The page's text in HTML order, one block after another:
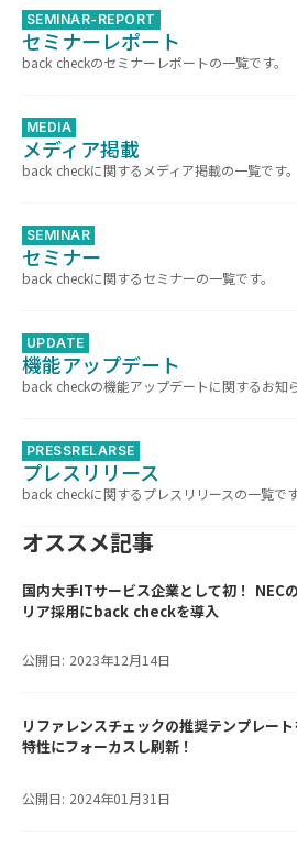
SEMINAR-REPORT
セミナーレポート
back checkのセミナーレポートの一覧です。
MEDIA
メディア掲載
back checkに関するメディア掲載の一覧です。
SEMINAR
セミナー
back checkに関するセミナーの一覧です。
UPDATE
機能アップデート
back checkの機能アップデートに関するお知ら
PRESSRELARSE
プレスリリース
back checkに関するプレスリリースの一覧です
オススメ記事
国内大手ITサービス企業として初！ NEC
リア採用にback checkを導入
公開日: 2023年12月14日
リファレンスチェックの推奨テンプレー
特性にフォーカスし刷新！
公開日: 2024年01月31日